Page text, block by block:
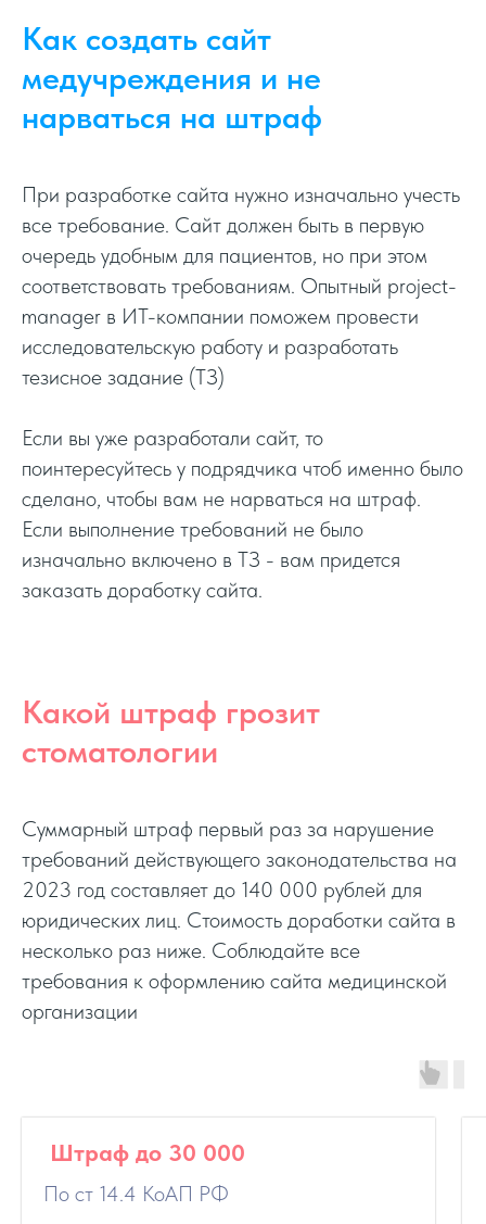
Как создать сайт
медучреждения и не
нарваться на штраф
При разработке сайта нужно изначально учесть
все требование. Сайт должен быть в первую
очередь удобным для пациентов, но при этом
соответствовать требованиям. Опытный project-
manager в ИТ-компании поможем провести
исследовательскую работу и разработать
тезисное задание (ТЗ)
Если вы уже разработали сайт, то
поинтересуйтесь у подрядчика чтоб именно было
сделано, чтобы вам не нарваться на штраф.
Если выполнение требований не было
изначально включено в ТЗ - вам придется
заказать доработку сайта.
Требования к оформлению сайта медицинской организации
Какой штраф грозит
стоматологии
Суммарный штраф первый раз за нарушение
требований действующего законодательства на
2023 год составляет до 140 000 рублей для
юридических лиц. Стоимость доработки сайта в
несколько раз ниже. Соблюдайте все
требования к оформлению сайта медицинской
организации
Штраф до 30 000
По ст 14.4 КоАП РФ